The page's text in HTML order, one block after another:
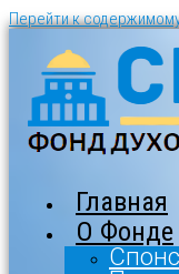
Перейти к
Главная
О Фонде